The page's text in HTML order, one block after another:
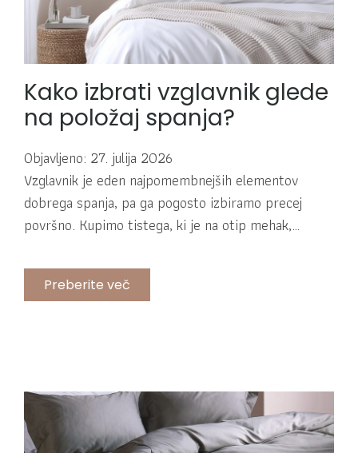
Kako izbrati vzglavnik glede
na položaj spanja?
Objavljeno: 27. julija 2026
Vzglavnik je eden najpomembnejših elementov
dobrega spanja, pa ga pogosto izbiramo precej
površno. Kupimo tistega, ki je na otip mehak,…
Preberite več